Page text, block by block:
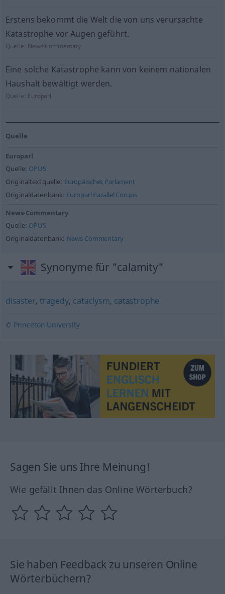
Erstens bekommt die Welt die von uns verursachte
Katastrophe vor Augen geführt.
Quelle: News-Commentary
Eine solche Katastrophe kann von keinem nationalen
Haushalt bewältigt werden.
Quelle: Europarl
Quelle
Europarl
Quelle: OPUS
Originaltextquelle: Europäisches Parlament
Originaldatenbank: Europarl Parallel Corups
News-Commentary
Quelle: OPUS
Originaldatenbank: News Commentary
Synonyme für "calamity"
disaster, tragedy, cataclysm, catastrophe
© Princeton University
Sagen Sie uns Ihre Meinung!
Wie gefällt Ihnen das Online Wörterbuch?
Sie haben Feedback zu unseren Online
Wörterbüchern?